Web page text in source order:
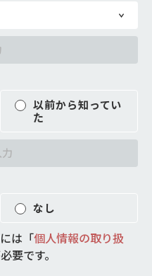
以前から知ってい
た
なし
は「個人情報の取り扱
要です。